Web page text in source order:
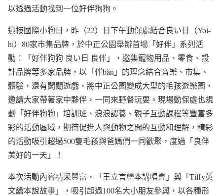
以透過活動找到一位好伴狗狗。
迎接國際小狗日，昨（22）日下午動保處結合良い日（Yoi-
hi）80家市集品牌，於中正公園舉辦首場「好伴」系列活
動：「好伴狗狗 良い日 良伴」，邀集寵物用品、零食、設
計品牌等多家品牌，以「伴bàn」的理念結合音樂、市集、
體驗，還有闖關遊戲，將中正公園變成大型的毛孩遊樂園，
邀請大家帶著家中夥伴，一同來野餐玩耍。現場動保處也規
劃「好伴狗狗」培訓班、浪浪認養、親子互動課程等豐富多
彩的活動區域，期待促進人與動物之間的互動和理解，精彩
的活動吸引超過500隻毛孩與爸媽們一同歡聚，度過「良伴
美好的一天」！
本次活動內容精采豐富，「王立言繪本講唱會」與「Tiffy英
文繪本說故事」，吸引超過100名大小朋友參與，以各種形